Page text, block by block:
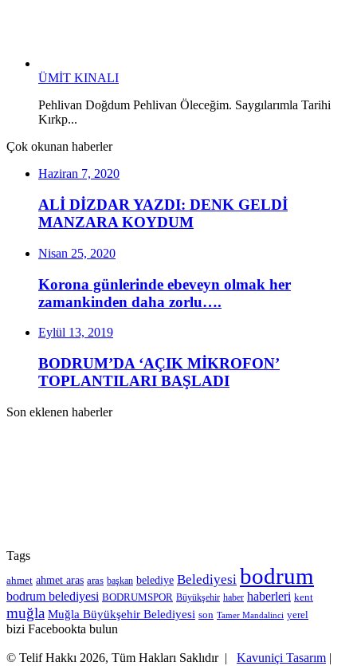
ÜMİT KINALI
Pehlivan Doğdum Pehlivan Öleceğim. Saygılarımla Tarihi
Kırkp...
Çok okunan haberler
Haziran 7, 2020
ALİ DİZDAR YAZDI: DENK GELDİ
MANZARA KOYDUM
Nisan 25, 2020
Korona günlerinde ebeveyn olmak her
zamankinden daha zorlu….
Eylül 13, 2019
BODRUM’DA ‘AÇIK MİKROFON’
TOPLANTILARI BAŞLADI
Son eklenen haberler
Tags
ahmet ahmet aras aras başkan belediye Belediyesi bodrum
bodrum belediyesi BODRUMSPOR Büyükşehir haber haberleri kent
muğla Muğla Büyükşehir Belediyesi son Tamer Mandalinci yerel
bizi Facebookta bulun
© Telif Hakkı 2026, Tüm Hakları Saklıdır | Kavuniçi Tasarım |